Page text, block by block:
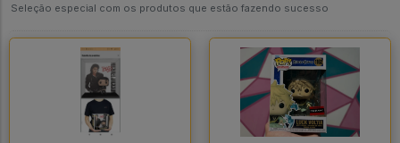
Seleção especial com os produtos que estão fazendo sucesso